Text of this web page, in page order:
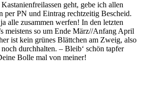
Kastanienfreilassen geht, gebe ich allen
per PN und Eintrag rechtzeitig Bescheid.
alle zusammen werfen! In den letzten
meistens so um Ende März//Anfang April
ist kein grünes Blättchen am Zweig, also
durchhalten. – Bleib‘ schön tapfer
Bolle mal von meiner!